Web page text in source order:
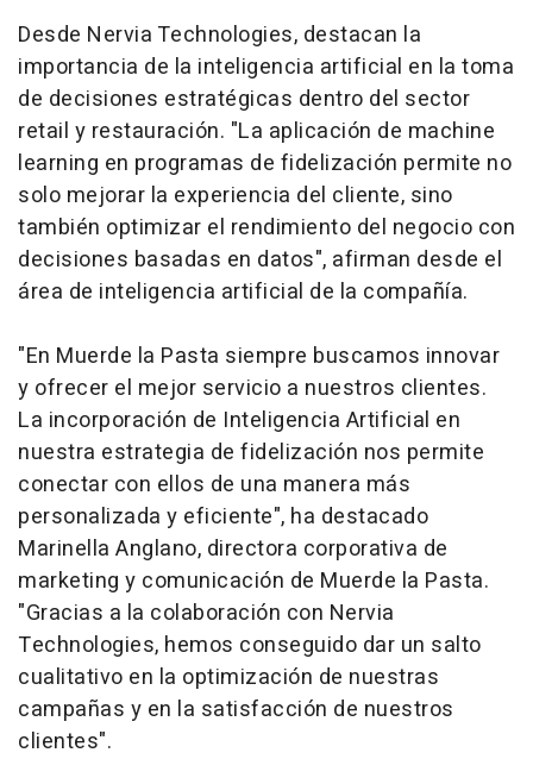
Desde Nervia Technologies, destacan la
importancia de la inteligencia artificial en la toma
de decisiones estratégicas dentro del sector
retail y restauración. "La aplicación de machine
learning en programas de fidelización permite no
solo mejorar la experiencia del cliente, sino
también optimizar el rendimiento del negocio con
decisiones basadas en datos", afirman desde el
área de inteligencia artificial de la compañía.
"En Muerde la Pasta siempre buscamos innovar
y ofrecer el mejor servicio a nuestros clientes.
La incorporación de Inteligencia Artificial en
nuestra estrategia de fidelización nos permite
conectar con ellos de una manera más
personalizada y eficiente", ha destacado
Marinella Anglano, directora corporativa de
marketing y comunicación de Muerde la Pasta.
"Gracias a la colaboración con Nervia
Technologies, hemos conseguido dar un salto
cualitativo en la optimización de nuestras
campañas y en la satisfacción de nuestros
clientes".